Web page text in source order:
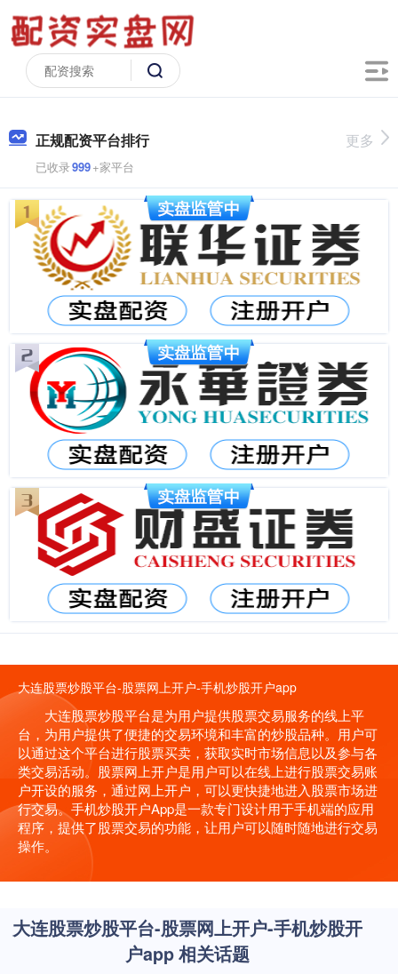
正规配资平台排行
已收录999+家平台
更多
大连股票炒股平台-股票网上开户-手机炒股开户app
大连股票炒股平台是为用户提供股票交易服务的线上平
台，为用户提供了便捷的交易环境和丰富的炒股品种。用户可
以通过这个平台进行股票买卖，获取实时市场信息以及参与各
类交易活动。股票网上开户是用户可以在线上进行股票交易账
户开设的服务，通过网上开户，可以更快捷地进入股票市场进
行交易。手机炒股开户App是一款专门设计用于手机端的应用
程序，提供了股票交易的功能，让用户可以随时随地进行交易
操作。
大连股票炒股平台-股票网上开户-手机炒股开
户app 相关话题